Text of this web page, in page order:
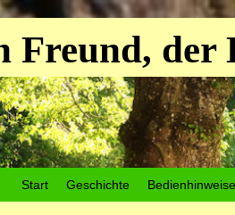
Freund, der
Start Geschichte Bedienhinweise